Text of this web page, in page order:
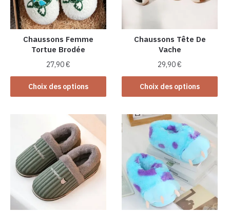
Chaussons Femme
Tortue Brodée
27,90€
Choix des options
Ce
produit
plusieurs
variations.
Les
options
peuvent
être
choisies
Chaussons Tête De
Vache
29,90€
Choix des options
Ce
produit
plusieurs
variations.
Les
options
peuvent
être
choisies
sur